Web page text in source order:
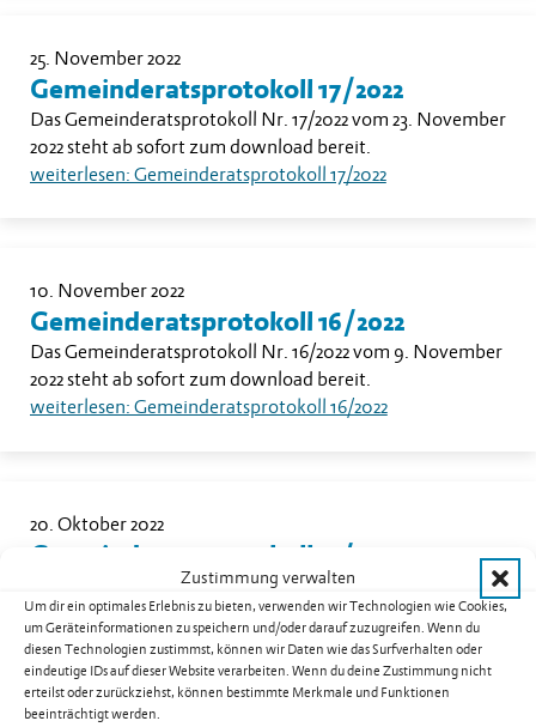
Zustimmung verwalten
Um dir ein optimales Erlebnis zu bieten, verwenden wir Technologien wie Cookies,
um Geräteinformationen zu speichern und/oder darauf zuzugreifen. Wenn du
diesen Technologien zustimmst, können wir Daten wie das Surfverhalten oder
eindeutige IDs auf dieser Website verarbeiten. Wenn du deine Zustimmung nicht
erteilst oder zurückziehst, können bestimmte Merkmale und Funktionen
beeinträchtigt werden.
25. November 2022
Gemeinderatsprotokoll 17/2022
Das Gemeinderatsprotokoll Nr. 17/2022 vom 23. November
2022 steht ab sofort zum download bereit.
weiterlesen: Gemeinderatsprotokoll 17/2022
10. November 2022
Gemeinderatsprotokoll 16/2022
Das Gemeinderatsprotokoll Nr. 16/2022 vom 9. November
2022 steht ab sofort zum download bereit.
weiterlesen: Gemeinderatsprotokoll 16/2022
20. Oktober 2022
Gemeinderatsprotokoll 15/2022
Das Gemeinderatsprotokoll Nr. 15/2022 vom 19. Oktober
2022 steht ab sofort zum download bereit.
weiterlesen: Gemeinderatsprotokoll 15/2022